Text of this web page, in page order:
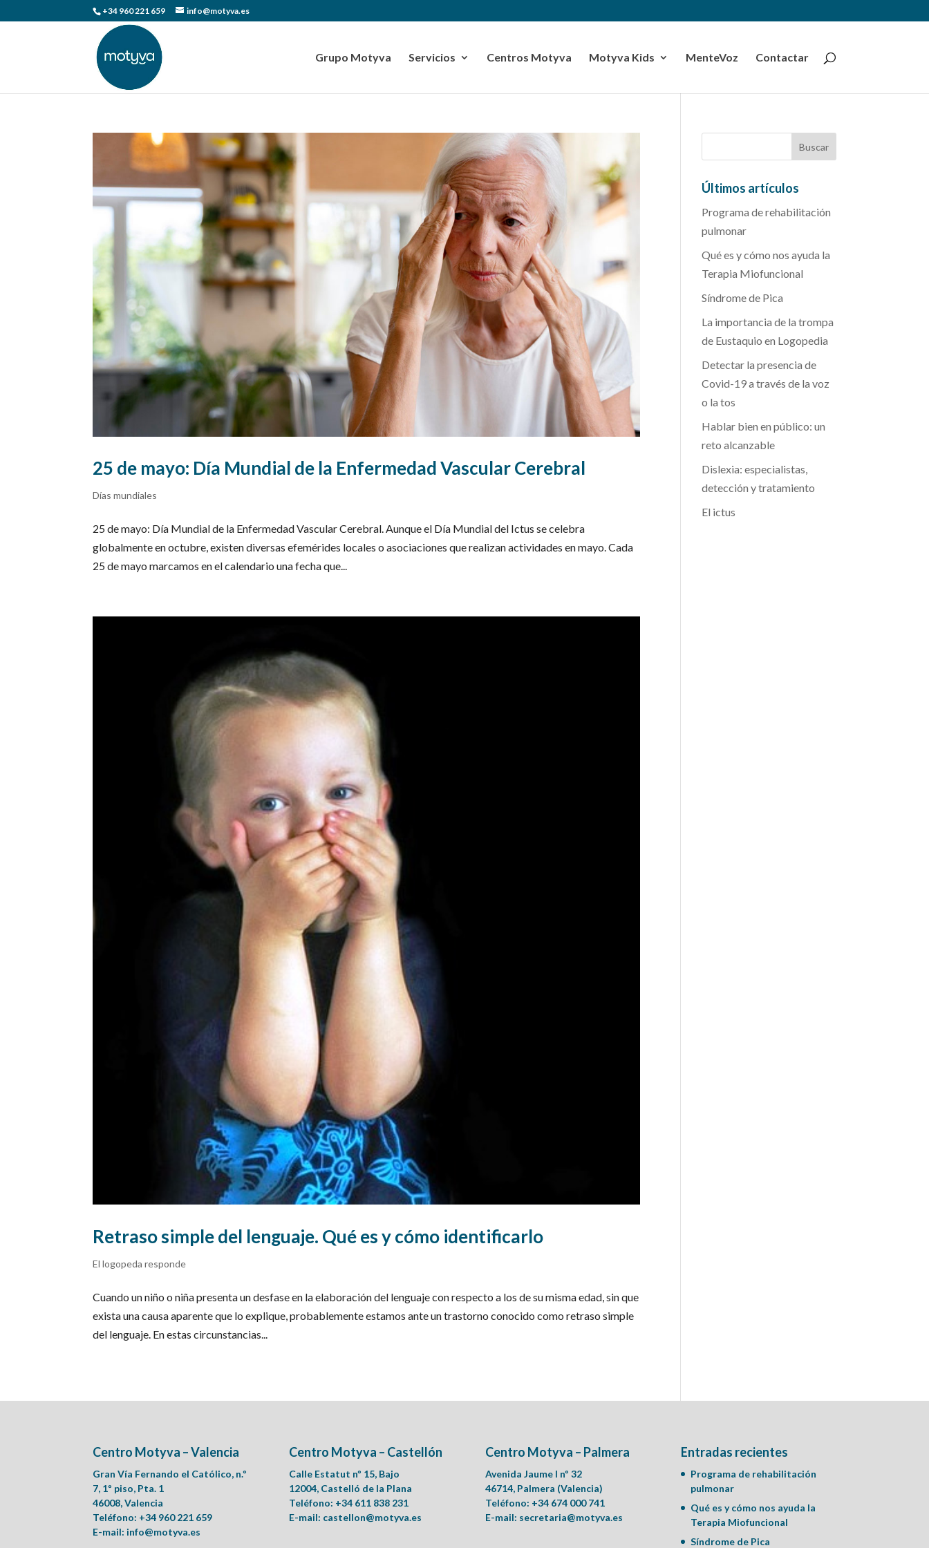
+34 960 221 659 info@motyva.es
Grupo Motyva Servicios Centros Motyva Motyva Kids MenteVoz Contactar
25 de mayo: Día Mundial de la Enfermedad Vascular Cerebral
Días mundiales
25 de mayo: Día Mundial de la Enfermedad Vascular Cerebral. Aunque el Día Mundial del Ictus se celebra
globalmente en octubre, existen diversas efemérides locales o asociaciones que realizan actividades en mayo. Cada
25 de mayo marcamos en el calendario una fecha que...
Retraso simple del lenguaje. Qué es y cómo identificarlo
El logopeda responde
Cuando un niño o niña presenta un desfase en la elaboración del lenguaje con respecto a los de su misma edad, sin que
exista una causa aparente que lo explique, probablemente estamos ante un trastorno conocido como retraso simple
del lenguaje. En estas circunstancias...
Últimos artículos
Programa de rehabilitación
pulmonar
Qué es y cómo nos ayuda la
Terapia Miofuncional
Síndrome de Pica
La importancia de la trompa
de Eustaquio en Logopedia
Detectar la presencia de
Covid-19 a través de la voz
o la tos
Hablar bien en público: un
reto alcanzable
Dislexia: especialistas,
detección y tratamiento
El ictus
Centro Motyva – Valencia
Gran Vía Fernando el Católico, n.º
7, 1º piso, Pta. 1
46008, Valencia
Teléfono: +34 960 221 659
E-mail: info@motyva.es
Centro Motyva – Castellón
Calle Estatut nº 15, Bajo
12004, Castelló de la Plana
Teléfono: +34 611 838 231
E-mail: castellon@motyva.es
Centro Motyva – Palmera
Avenida Jaume I nº 32
46714, Palmera (Valencia)
Teléfono: +34 674 000 741
E-mail: secretaria@motyva.es
Entradas recientes
Programa de rehabilitación
pulmonar
Qué es y cómo nos ayuda la
Terapia Miofuncional
Síndrome de Pica